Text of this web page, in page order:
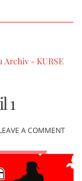
Archiv - KURSE
1
A COMMENT